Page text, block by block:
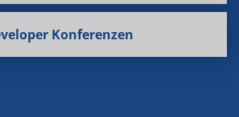
Konferenzen